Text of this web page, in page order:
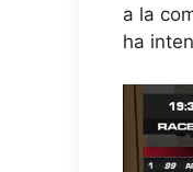
a la
ha